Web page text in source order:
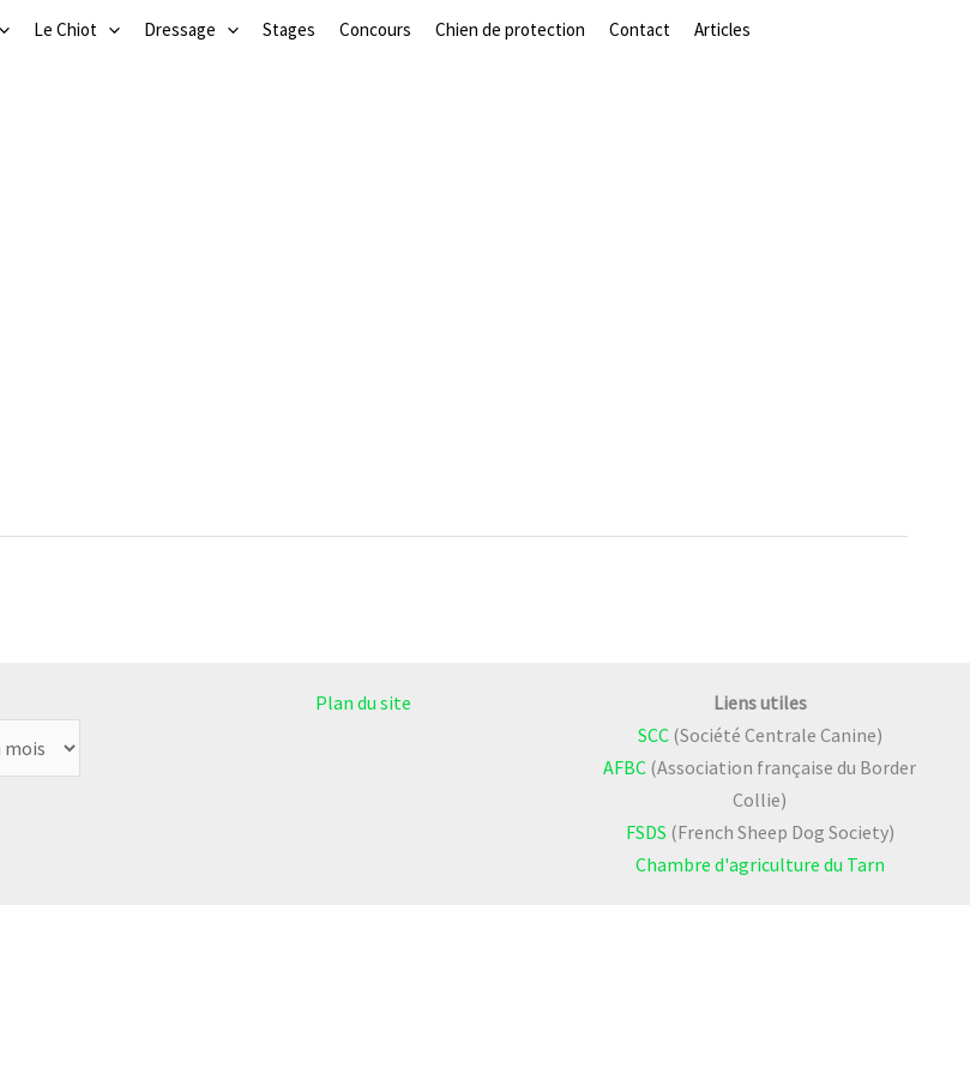
Le Chiot Dressage Stages Concours Chien de protection Contact Articles
Plan du site
Liens utiles
SCC(Société Centrale Canine)
AFBC (Association française du Border
Collie)
FSDS (French Sheep Dog Society)
Chambre d'agriculture du Tarn